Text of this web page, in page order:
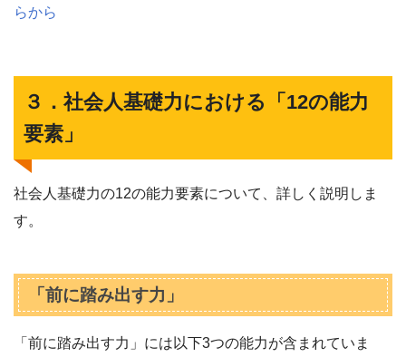
らから
３．社会人基礎力における「12の能力
要素」
社会人基礎力の12の能力要素について、詳しく説明しま
す。
「前に踏み出す力」
「前に踏み出す力」には以下3つの能力が含まれていま